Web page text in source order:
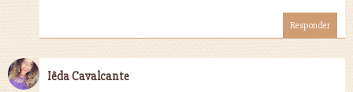
Responder
Iêda Cavalcante